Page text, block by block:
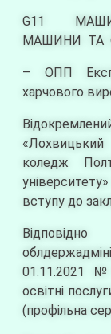
G11
МАШИНИ ТА
– ОПП
харчового
коледж
вступу до
01.11.2021
освітні
(профільна